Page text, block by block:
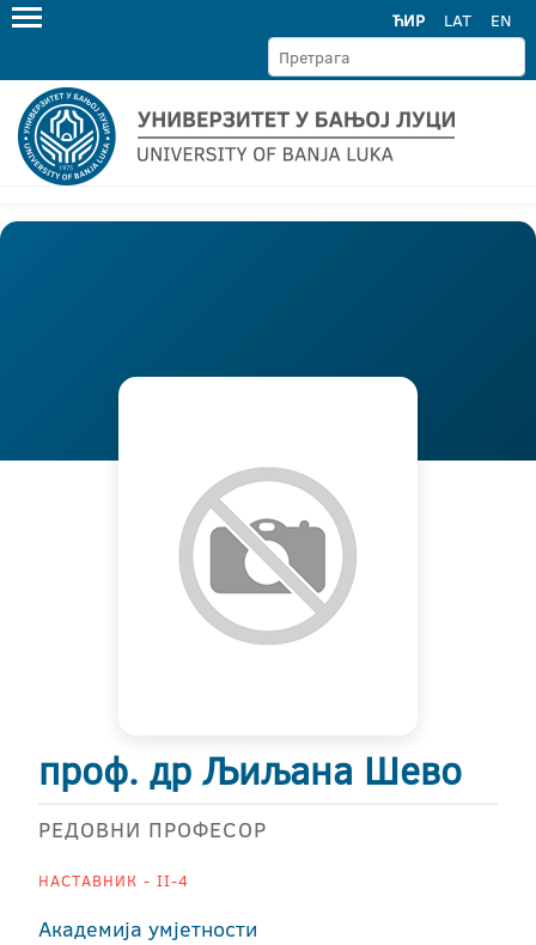
ЋИР LAT EN
проф. др Љиљана Шево
РЕДОВНИ ПРОФЕСОР
НАСТАВНИК - II-4
Академија умјетности